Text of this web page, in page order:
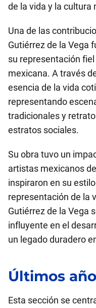
de la vida y la cultura
Una de las
Gutiérrez de la Vega
su representación
mexicana. A través
esencia de la vida
representando
tradicionales y
estratos sociales.
Su obra tuvo un
artistas mexicanos
inspiraron en su
representación de la
Gutiérrez de la Vega
influyente en el
un legado duradero
Últimos
Esta sección se